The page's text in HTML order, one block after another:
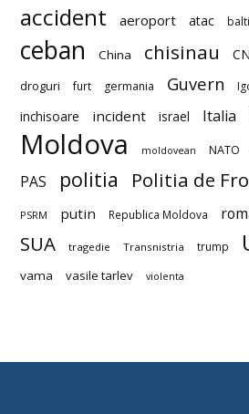
accident aeroport atac balti
ceban China chisinau
droguri furt germania Guvern
inchisoare incident israel Italia
Moldova moldovean NATO
PAS politia Politia de
PSRM putin Republica Moldova
SUA tragedie Transnistria trump
vama vasile tarlev violenta